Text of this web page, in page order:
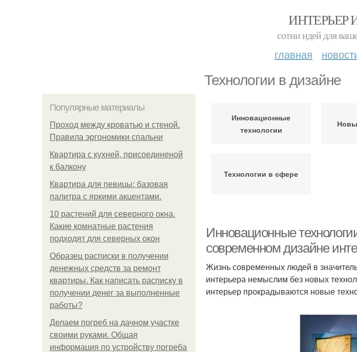
ИНТЕРЬЕР
сотни идей для
главная
Технологии в дизайне
Популярные материалы
Проход между кроватью и стеной.
Правила эргономики спальни
Квартира с кухней, присоединеной
к балкону
Квартира для певицы: базовая
палитра с яркими акцентами.
10 растений для северного окна.
Какие комнатные растения
подходят для северных окон
Образец расписки в получении
денежных средств за ремонт
квартиры. Как написать расписку в
получении денег за выполненные
работы?
Делаем погреб на дачном участке
своими руками. Общая
информация по устройству погреба
Инновационные
технологии
Технологии в сфере
Инновационные
современном дизайне
Жизнь современных людей в
интерьера немыслим без новых
интерьер прокрадываются новые